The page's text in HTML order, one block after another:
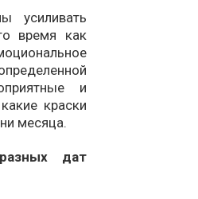
усиливать
время как
и
краски
месяца.
дат